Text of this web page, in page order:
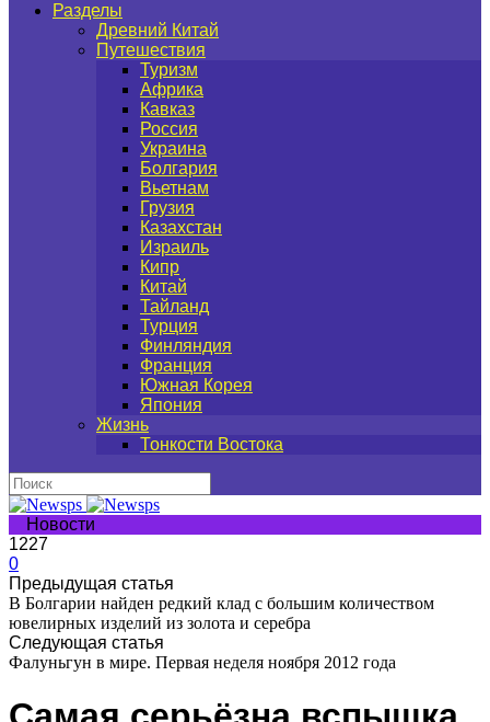
Разделы
Древний Китай
Путешествия
Туризм
Африка
Кавказ
Россия
Украина
Болгария
Вьетнам
Грузия
Казахстан
Израиль
Кипр
Китай
Тайланд
Турция
Финляндия
Франция
Южная Корея
Япония
Жизнь
Тонкости Востока
Новости
1227
0
Предыдущая статья
В Болгарии найден редкий клад с большим количеством
ювелирных изделий из золота и серебра
Следующая статья
Фалуньгун в мире. Первая неделя ноября 2012 года